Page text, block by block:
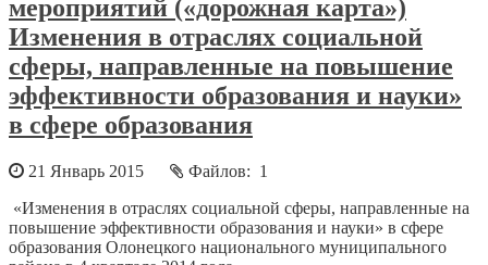
мероприятий («дорожная карта»)
Изменения в отраслях социальной
сферы, направленные на повышение
эффективности образования и науки»
в сфере образования
21 Январь 2015
Файлов: 1
«Изменения в отраслях социальной сферы, направленные на
повышение эффективности образования и науки» в сфере
образования Олонецкого национального муниципального